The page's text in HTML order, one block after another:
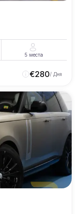
5 места
€280/ Дня